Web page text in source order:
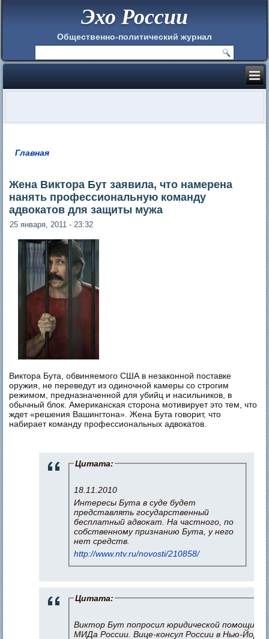
Эхо России
Общественно-политический журнал
Главная
Жена Виктора Бут заявила, что намерена
нанять профессиональную команду
адвокатов для защиты мужа
25 января, 2011 - 23:32
Виктора Бута, обвиняемого США в незаконной поставке
оружия, не переведут из одиночной камеры со строгим
режимом, предназначенной для убийц и насильников, в
обычный блок. Американская сторона мотивирует это тем, что
ждет «решения Вашингтона». Жена Бута говорит, что
набирает команду профессиональных адвокатов.
Цитата:
18.11.2010
Интересы Бута в суде будет
представлять государственный
бесплатный адвокат. На частного, по
собственному признанию Бута, у него
нет средств.
http://www.ntv.ru/novosti/210858/
Цитата:
Виктор Бут попросил юридической помощи у
МИДа России. Вице-консул России в Нью-Йорке